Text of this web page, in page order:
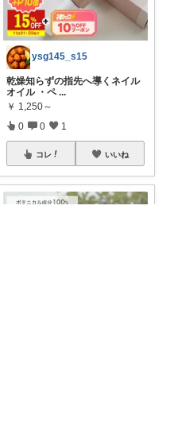
ysg145_s15
乾燥知らずの指先へ導くネイル
オイル ・ペ ...
￥ 1,250～
0 0 1
コレ いいね